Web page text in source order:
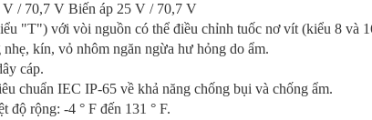
/ 70,7 V Biến áp 25 V / 70,7 V
"T") với vòi nguồn có thể điều chỉnh tuốc nơ vít (kiểu 8 và
kín, vỏ nhôm ngăn ngừa hư hỏng do ẩm.
cáp.
chuẩn IEC IP-65 về khả năng chống bụi và chống ẩm.
độ rộng: -4 ° F đến 131 ° F.